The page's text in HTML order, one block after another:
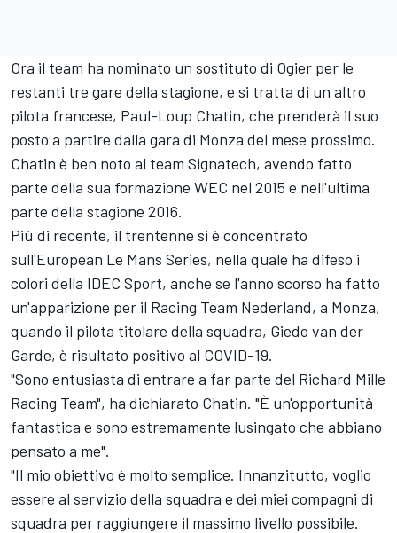
Ora il team ha nominato un sostituto di Ogier per le
restanti tre gare della stagione, e si tratta di un altro
pilota francese, Paul-Loup Chatin, che prenderà il suo
posto a partire dalla gara di Monza del mese prossimo.
Chatin è ben noto al team Signatech, avendo fatto
parte della sua formazione WEC nel 2015 e nell'ultima
parte della stagione 2016.
Più di recente, il trentenne si è concentrato
sull'European Le Mans Series, nella quale ha difeso i
colori della IDEC Sport, anche se l'anno scorso ha fatto
un'apparizione per il Racing Team Nederland, a Monza,
quando il pilota titolare della squadra, Giedo van der
Garde, è risultato positivo al COVID-19.
"Sono entusiasta di entrare a far parte del Richard Mille
Racing Team", ha dichiarato Chatin. "È un'opportunità
fantastica e sono estremamente lusingato che abbiano
pensato a me".
"Il mio obiettivo è molto semplice. Innanzitutto, voglio
essere al servizio della squadra e dei miei compagni di
squadra per raggiungere il massimo livello possibile.